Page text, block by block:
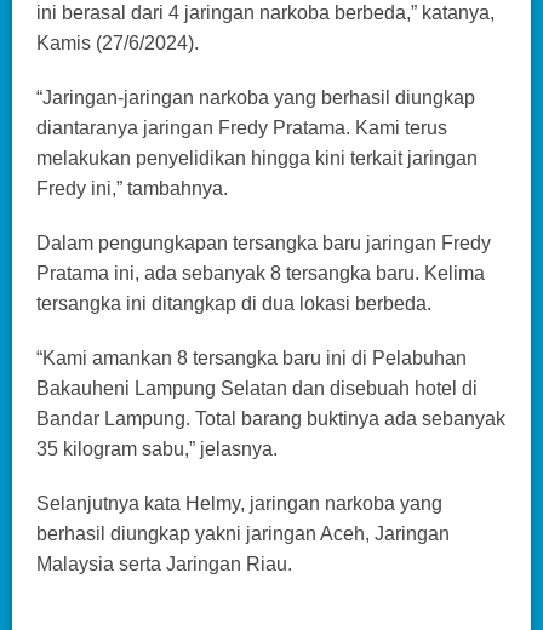
ini berasal dari 4 jaringan narkoba berbeda,” katanya,
Kamis (27/6/2024).
“Jaringan-jaringan narkoba yang berhasil diungkap
diantaranya jaringan Fredy Pratama. Kami terus
melakukan penyelidikan hingga kini terkait jaringan
Fredy ini,” tambahnya.
Dalam pengungkapan tersangka baru jaringan Fredy
Pratama ini, ada sebanyak 8 tersangka baru. Kelima
tersangka ini ditangkap di dua lokasi berbeda.
“Kami amankan 8 tersangka baru ini di Pelabuhan
Bakauheni Lampung Selatan dan disebuah hotel di
Bandar Lampung. Total barang buktinya ada sebanyak
35 kilogram sabu,” jelasnya.
Selanjutnya kata Helmy, jaringan narkoba yang
berhasil diungkap yakni jaringan Aceh, Jaringan
Malaysia serta Jaringan Riau.